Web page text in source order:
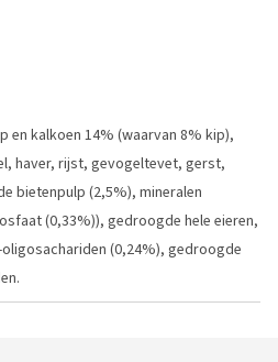
en kalkoen 14% (waarvan 8% kip),
haver, rijst, gevogeltevet, gerst,
bietenpulp (2,5%), mineralen
(0,33%)), gedroogde hele eieren,
(0,24%), gedroogde